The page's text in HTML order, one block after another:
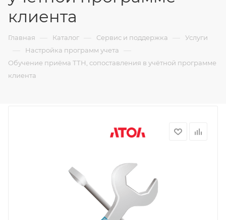
клиента
Главная — Каталог — Сервис и поддержка — Услуги
— Настройка программ учета —
Обучение приёма ТТН, сопоставления в учётной программе
клиента